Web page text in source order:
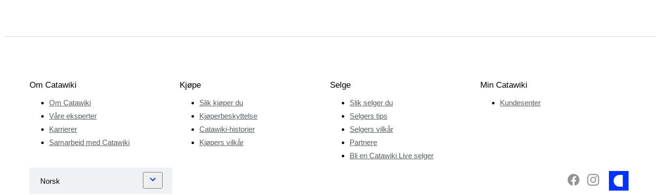
Om Catawiki
Om Catawiki
Våre eksperter
Karrierer
Samarbeid med Catawiki
Kjøpe
Slik kjøper du
Kjøperbeskyttelse
Catawiki-historier
Kjøpers vilkår
Selge
Slik selger du
Selgers tips
Selgers vilkår
Partnere
Bli en Catawiki Live selger
Min Catawiki
Kundesenter